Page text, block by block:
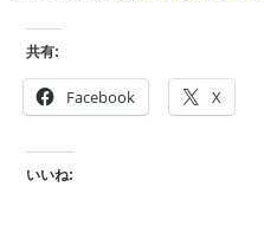
共有:
Facebook X
いいね: